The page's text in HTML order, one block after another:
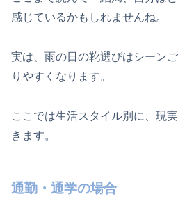
感じているかもしれませんね。
実は、雨の日の靴選びはシーン
りやすくなります。
ここでは生活スタイル別に、現
きます。
通勤・通学の場合